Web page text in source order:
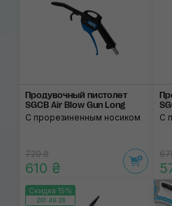
Продувочный пистолет
SGCB Air Blow Gun Long
С прорезиненным носиком
720 ₴
610 ₴
С
Скидка 15%
201:49:28